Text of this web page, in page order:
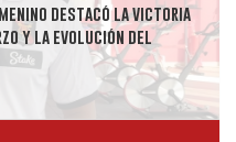
destacó la victoria
y la evolución del